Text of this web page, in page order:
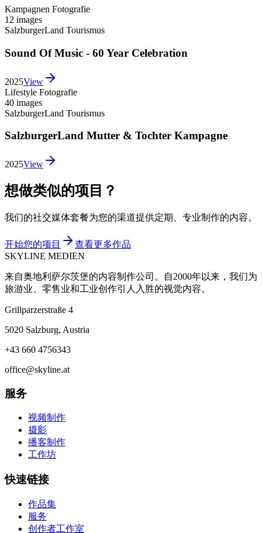
Kampagnen Fotografie
12 images
SalzburgerLand Tourismus
Sound Of Music - 60 Year Celebration
2025View
Lifestyle Fotografie
40 images
SalzburgerLand Tourismus
SalzburgerLand Mutter & Tochter Kampagne
2025View
想做类似的项目？
我们的社交媒体套餐为您的渠道提供定期、专业制作的内容。
开始您的项目
查看更多作品
SKYLINE MEDIEN
来自奥地利萨尔茨堡的内容制作公司。自2000年以来，我们为
旅游业、零售业和工业创作引人入胜的视觉内容。
Grillparzerstraße 4
5020 Salzburg, Austria
+43 660 4756343
office@skyline.at
服务
视频制作
摄影
播客制作
工作坊
快速链接
作品集
服务
创作者工作室